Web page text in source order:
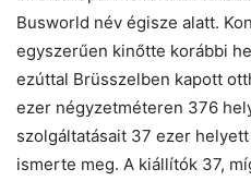
Busworld név égisze alatt.
egyszerűen kinőtte korábbi
ezúttal Brüsszelben kapott
ezer négyzetméteren 376
szolgáltatásait 37 ezer
ismerte meg. A kiállítók 37,